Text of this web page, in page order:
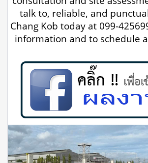
talk to, reliable, and
Chang Kob today at 099-
information and to schedule